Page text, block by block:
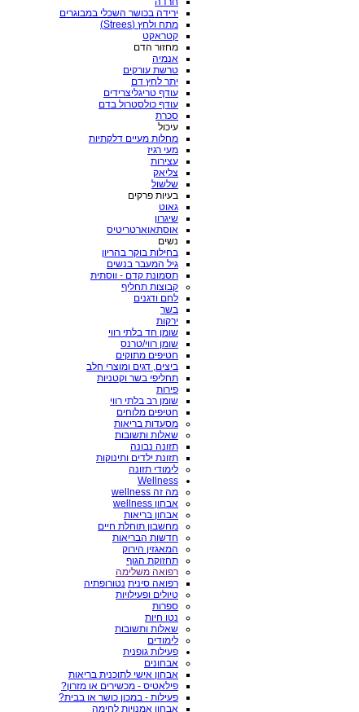
ירידה בכושר השכלי במבוגרים
מתח ולחץ (Strees)
קטראקט
מחזור הדם
אנמיה
טרשת עורקים
יתר לחץ דם
עודף טריגליצרידים
עודף כולסטרול בדם
סכרת
עיכול
מחלות מעיים דלקתיות
מעי רגיז
עצירות
צליאק
שלשול
בעיות פרקים
גאוט
שיגרון
אוסתאוארטריטיס
נשים
בחילות בוקר בהריון
גיל המעבר בנשים
תסמונת קדם - ווסתית
קבוצות תחליף
לחם ודגנים
בשר
ירקות
שומן חד בלתי רווי
שומן רווי/טרנס
חטיפים מתוקים
ביצים, דגים ומוצרי חלב
תחליפי בשר וקטניות
פירות
שומן רב בלתי רווי
חטיפים מלוחים
מסעדות בריאות
שאלות ותשובות
תזונה נבונה
תזונת ילדים ותינוקות
לימודי תזונה
Wellness
מה זה wellness
אבחון wellness
אבחון בריאות
מחשבון תוחלת חיים
חדשות הבריאות
המאגזין הירוק
תחזוקת הגוף
רפואה משלימה
רפואה סינית נטורופתיה
טיולים ופעילויות
ספרות
נטו חיות
שאלות ותשובות
לימודים
פעילות גופנית
אבחונים
אבחון אישי לתוכנית בריאות
פילאטיס - מכשירים או מזרון?
פעילות - במכון כושר או בבית?
אבחון אמנויות לחימה